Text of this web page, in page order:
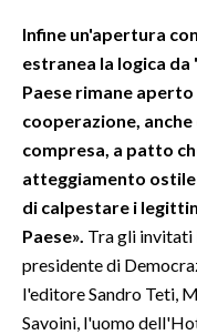
Infine un'apertura
estranea la logica
Paese rimane
cooperazione,
compresa, a patto
atteggiamento
di calpestare i
Paese». Tra gli invitati
presidente di
l'editore Sandro Teti,
Savoini, l'uomo